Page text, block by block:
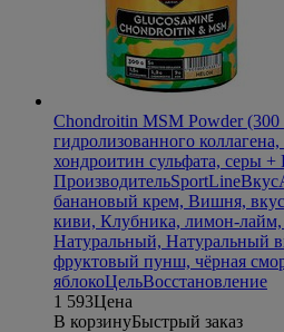
Chondroitin MSM Powder (300
гидролизованного
хондроитин сульфата, серы
ПроизводительSportLineВкус
банановый крем, Вишня,
киви, Клубника, лимон-
Натуральный, Натуральный
фруктовый пунш, чёрная
яблокоЦельВосстановление
1 593Цена
В корзинуБыстрый заказ